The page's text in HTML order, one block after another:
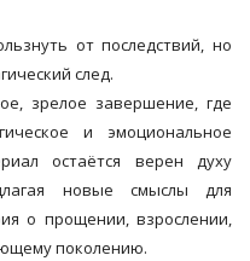
от последствий, но
след.
зрелое завершение, где
и эмоциональное
остаётся верен духу
новые смыслы для
о прощении, взрослении,
поколению.